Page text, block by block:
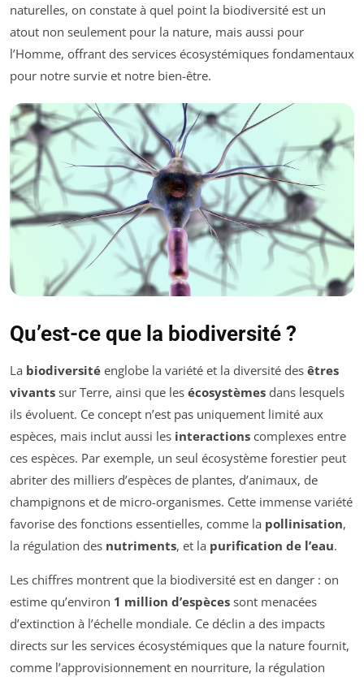
naturelles, on constate à quel point la biodiversité est un
atout non seulement pour la nature, mais aussi pour
l’Homme, offrant des services écosystémiques fondamentaux
pour notre survie et notre bien-être.
Qu’est-ce que la biodiversité ?
La biodiversité englobe la variété et la diversité des êtres
vivants sur Terre, ainsi que les écosystèmes dans lesquels
ils évoluent. Ce concept n’est pas uniquement limité aux
espèces, mais inclut aussi les interactions complexes entre
ces espèces. Par exemple, un seul écosystème forestier peut
abriter des milliers d’espèces de plantes, d’animaux, de
champignons et de micro-organismes. Cette immense variété
favorise des fonctions essentielles, comme la pollinisation,
la régulation des nutriments, et la purification de l’eau.
Les chiffres montrent que la biodiversité est en danger : on
estime qu’environ 1 million d’espèces sont menacées
d’extinction à l’échelle mondiale. Ce déclin a des impacts
directs sur les services écosystémiques que la nature fournit,
comme l’approvisionnement en nourriture, la régulation